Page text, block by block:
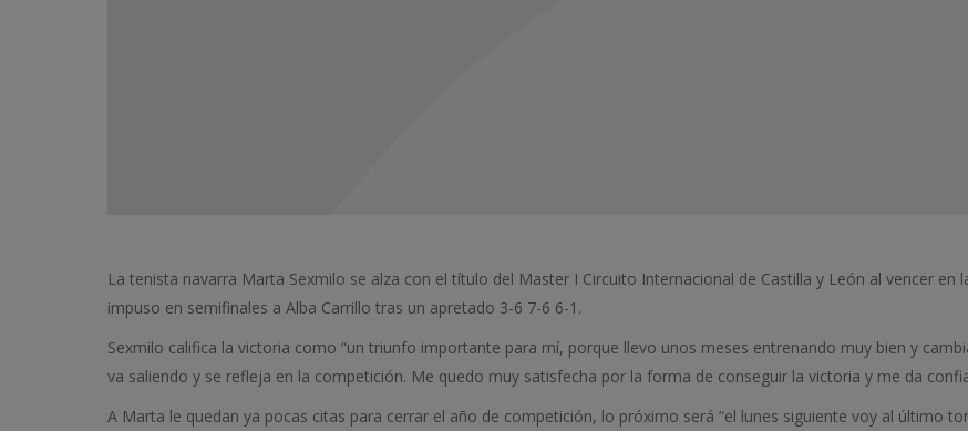
La tenista navarra Marta Sexmilo se alza con el título del Master I Circuito Internacional de Castilla y León al vencer en
impuso en semifinales a Alba Carrillo tras un apretado 3-6 7-6 6-1.
Sexmilo califica la victoria como “un triunfo importante para mí, porque llevo unos meses entrenando muy bien y
va saliendo y se refleja en la competición. Me quedo muy satisfecha por la forma de conseguir la victoria y me da
A Marta le quedan ya pocas citas para cerrar el año de competición, lo próximo será “el lunes siguiente voy al último